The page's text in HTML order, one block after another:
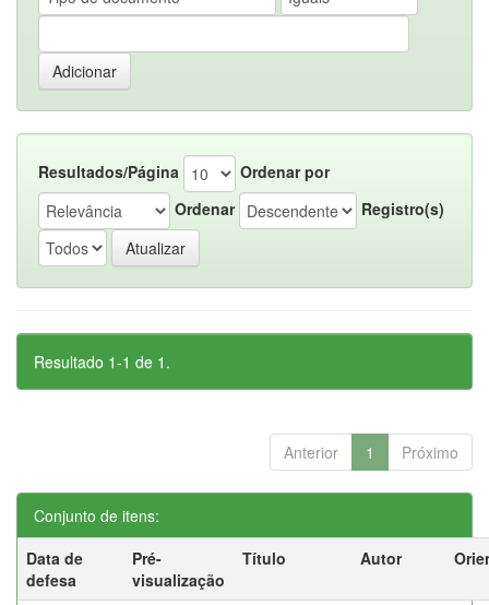
Resultados/Página
Ordenar por
Ordenar
Registro(s)
Resultado 1-1 de 1.
Anterior 1 Próximo
Conjunto de itens:
Data de
defesa
Pré-
visualização
Título Autor